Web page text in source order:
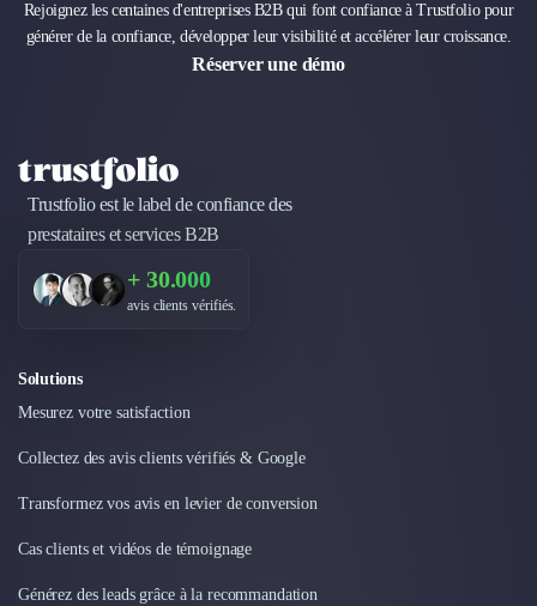
SMS Marketing
Email Marketing
Assurance
Expertise Comptable
Subventions & Aides
Levée de fonds
Droit des Affaires
Externalisation Administrative
Restructuring
Droit Commercial
Droit du Travail
Banque
Financement de matériel ou équipement
Rejoignez les centaines d'entreprises B2B qui font confiance à Trustfolio pour
générer de la confiance, développer leur visibilité et accélérer leur croissance.
Réserver une démo
Trustfolio est le label de confiance des
prestataires et services B2B
+ 30.000
avis clients vérifiés.
Solutions
Mesurez votre satisfaction
Collectez des avis clients vérifiés & Google
Transformez vos avis en levier de conversion
Cas clients et vidéos de témoignage
Générez des leads grâce à la recommandation